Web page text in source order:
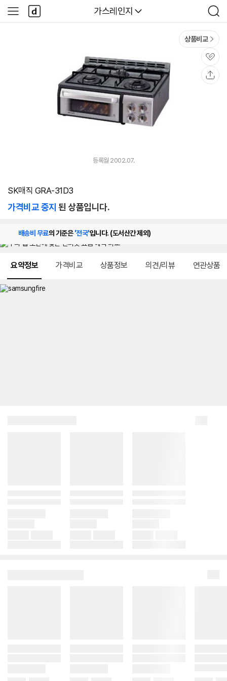
다나와
가스레인지
검
색
사
이
다
나
와
상품비교
관
심
등록월 2002.07.
SK매직 GRA-31D3
가격비교 중지 된 상품입니다.
배송비 무료의 기준은'전국'입니다. (도서산간 제외)
요약정보 가격비교 상품정보 의견/리뷰 연관상품